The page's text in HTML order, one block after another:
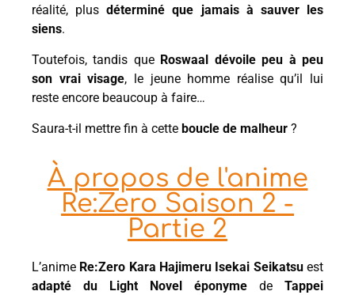
réalité, plusdéterminé que jamais à sauver les
siens.
Toutefois, tandis que Roswaal dévoile peu à peu
son vrai visage, le jeune homme réalise qu’il lui
reste encore beaucoup à faire…
Saura-t-il mettre fin à cette boucle de malheur ?
À propos de l'anime
Re:Zero Saison 2 -
Partie 2
L’anime Re:Zero Kara Hajimeru Isekai Seikatsuest
adapté du Light Novel éponyme de Tappei